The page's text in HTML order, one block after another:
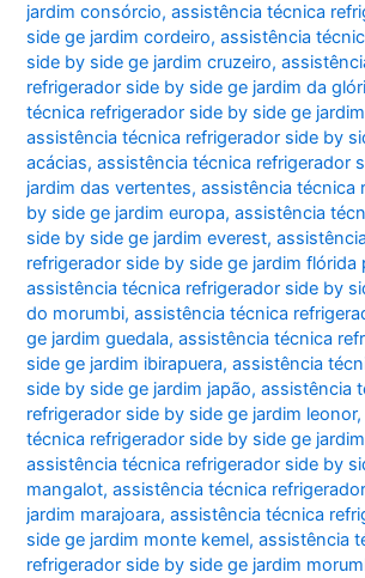
jardim consórcio,assistência técnica
side ge jardim cordeiro,assistência
side by side ge jardim cruzeiro,
refrigerador side by side ge jardim da
técnica refrigerador side by side ge
assistência técnica refrigerador side by
acácias,assistência técnica refrigerador
jardim das vertentes,assistência técnica
by side ge jardim europa,assistência
side by side ge jardim everest,
refrigerador side by side ge jardim flórida
assistência técnica refrigerador side by
do morumbi,assistência técnica
ge jardim guedala,assistência técnica
side ge jardim ibirapuera,assistência
side by side ge jardim japão,assistência
refrigerador side by side ge jardim leonor
técnica refrigerador side by side ge
assistência técnica refrigerador side by
mangalot,assistência técnica
jardim marajoara,assistência técnica
side ge jardim monte kemel,assistência
refrigerador side by side ge jardim